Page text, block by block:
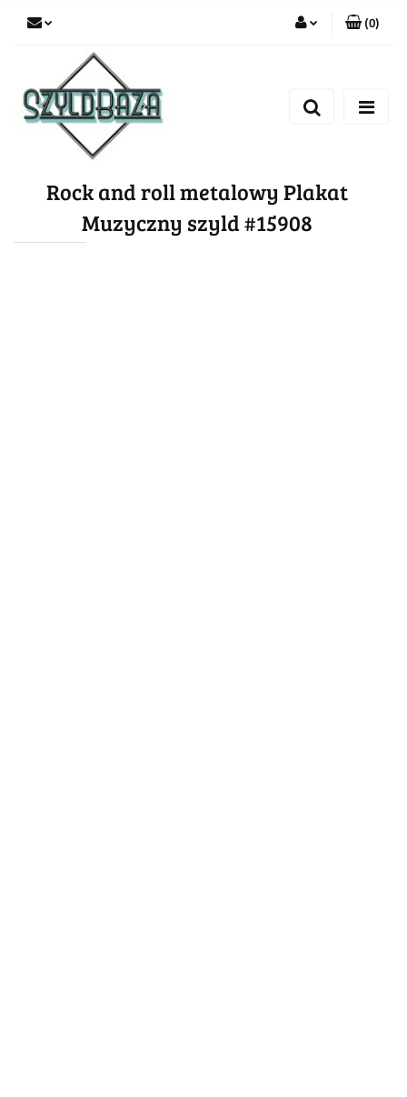
Zarejestruj się
(0)
Rock and roll metalowy Plakat
Muzyczny szyld #15908